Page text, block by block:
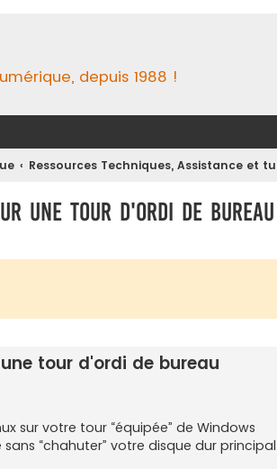
depuis 1988 !
Ressources Techniques, Assistance et
une tour d'ordi de bureau
tour d'ordi de bureau
sur votre tour “équipée” de Windows
“chahuter” votre disque dur